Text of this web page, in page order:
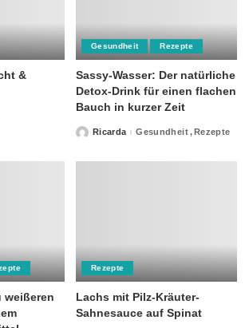
&
Gesundheit Rezepte
Sassy-Wasser: Der natürliche
Detox-Drink für einen flachen
Bauch in kurzer Zeit
PostedRicarda Gesundheit Rezepte
weißeren
Rezepte
Lachs mit Pilz-Kräuter-
Sahnesauce auf Spinat